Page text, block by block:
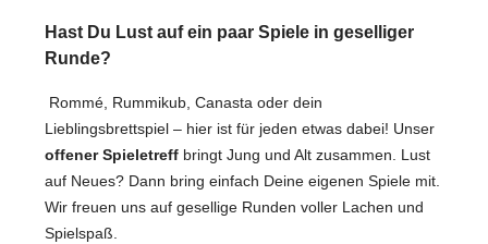
Hast Du Lust auf ein paar Spiele in geselliger
Runde?
Rommé, Rummikub, Canasta oder dein
Lieblingsbrettspiel – hier ist für jeden etwas dabei! Unser
offener Spieletreff bringt Jung und Alt zusammen. Lust
auf Neues? Dann bring einfach Deine eigenen Spiele mit.
Wir freuen uns auf gesellige Runden voller Lachen und
Spielspaß.